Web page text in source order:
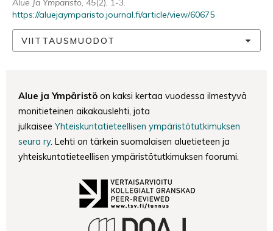
Alue Ja Ympäristö, 45(2), 1-3.
https://aluejaymparisto.journal.fi/article/view/60675
VIITTAUSMUODOT
Alue ja Ympäristö on kaksi kertaa vuodessa ilmestyvä
monitieteinen aikakauslehti, jota
julkaisee Yhteiskuntatieteellisen ympäristötutkimuksen
seura ry. Lehti on tärkein suomalaisen aluetieteen ja
yhteiskuntatieteellisen ympäristötutkimuksen foorumi.